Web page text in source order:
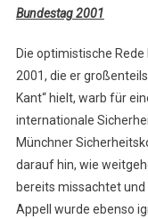
Bundestag 2001
Die optimistische
2001, die er
Kant“ hielt, warb für
internationale
Münchner
darauf hin, wie
bereits missachtet
Appell wurde ebenso